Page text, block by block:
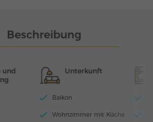
Beschreibung
und
Unterkunft
Balkon
Wohnzimmer mit Küche